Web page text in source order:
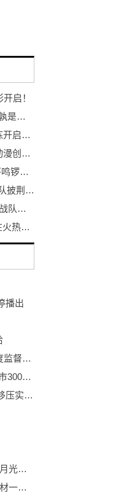
启！
米山舞传闻9月来华 三年前的“右翼”言论孰是孰非？
岩石智能训练器正式发布，男性持久锻炼开启智能浪潮
万元大奖等着你！广州市“国潮·云漫杯”动漫创作大赛开赛！
巨星璀璨，孰能称王——2023PGS1即将鸣锣开赛！
PCL2023春季赛第三周赛程回顾，DT战队披荆斩棘登顶周冠
PCL2023春季赛第二周赛程回顾，PeRo战队绝地反击夺桂冠
不落幕6到底！PUBG6周年福利活动正在火热开启！
播出
西宁设立31个营商环境监测点构建多维度监督体系
各个大v对明天股市的预测 大V称再不救市3000点被破概率大增 基本情况讲解
黔西南望谟：紧盯汛期靠前监督 关口前移压实防汛责任
斗罗大陆121话：阿银年轻时模样公开，月光下的美腿令人心动！
斗罗119集：唐月华登场，气质高贵，身材一流，依旧难敌比比东